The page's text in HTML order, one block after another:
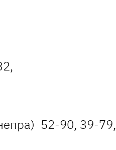
52-90, 39-79,